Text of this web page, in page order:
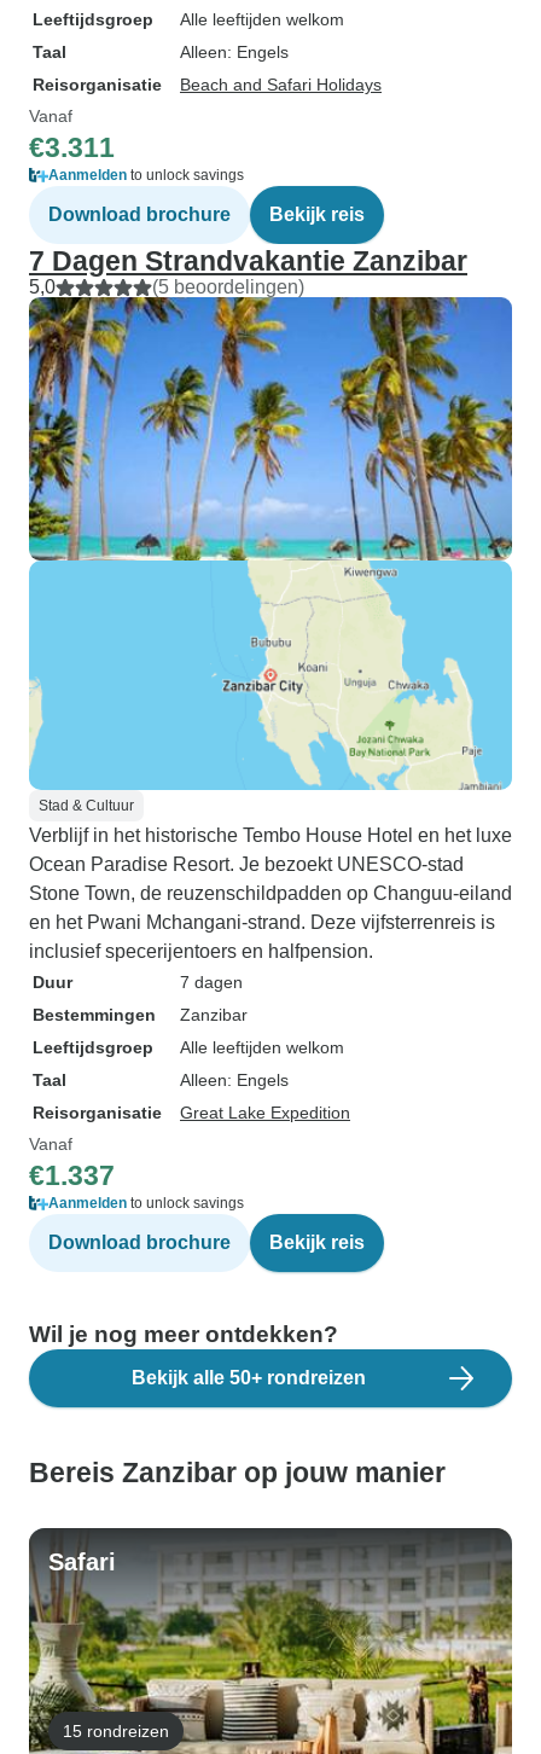
Leeftijdsgroep
Alle leeftijden welkom
Taal
Alleen: Engels
Reisorganisatie
Beach and Safari Holidays
Vanaf
€3.311
Aanmelden to unlock savings
Download brochure Bekijk reis
7 Dagen Strandvakantie Zanzibar
5,0 (5 beoordelingen)
Stad & Cultuur
Verblijf in het historische Tembo House Hotel en het luxe
Ocean Paradise Resort. Je bezoekt UNESCO-stad
Stone Town, de reuzenschildpadden op Changuu-eiland
en het Pwani Mchangani-strand. Deze vijfsterrenreis is
inclusief specerijentoers en halfpension.
Duur
7 dagen
Bestemmingen
Zanzibar
Leeftijdsgroep
Alle leeftijden welkom
Taal
Alleen: Engels
Reisorganisatie
Great Lake Expedition
Vanaf
€1.337
Aanmelden to unlock savings
Download brochure Bekijk reis
Wil je nog meer ontdekken?
Bekijk alle 50+ rondreizen
Bereis Zanzibar op jouw manier
Safari
15 rondreizen